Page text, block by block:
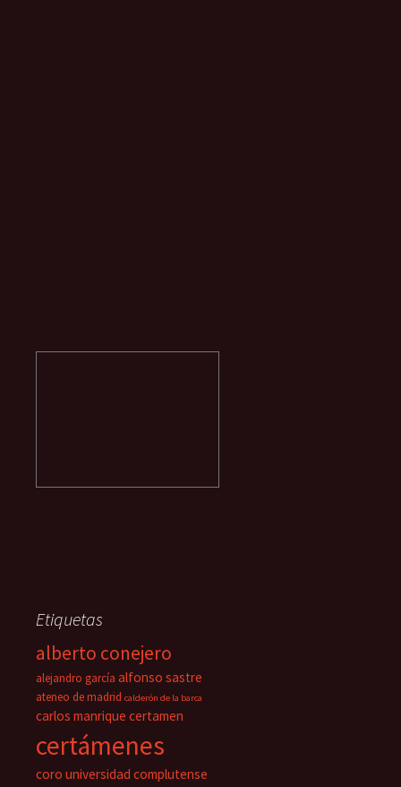
Etiquetas
alberto conejero
alejandro garcía alfonso sastre
ateneo de madrid calderón de la barca
carlos manrique certamen
certámenes
coro universidad complutense